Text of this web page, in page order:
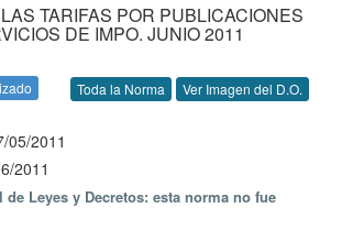
TARIFAS POR PUBLICACIONES
DE IMPO. JUNIO 2011
Toda la Norma Ver Imagen del D.O.
05/2011
2011
de Leyes y Decretos: esta norma no fue